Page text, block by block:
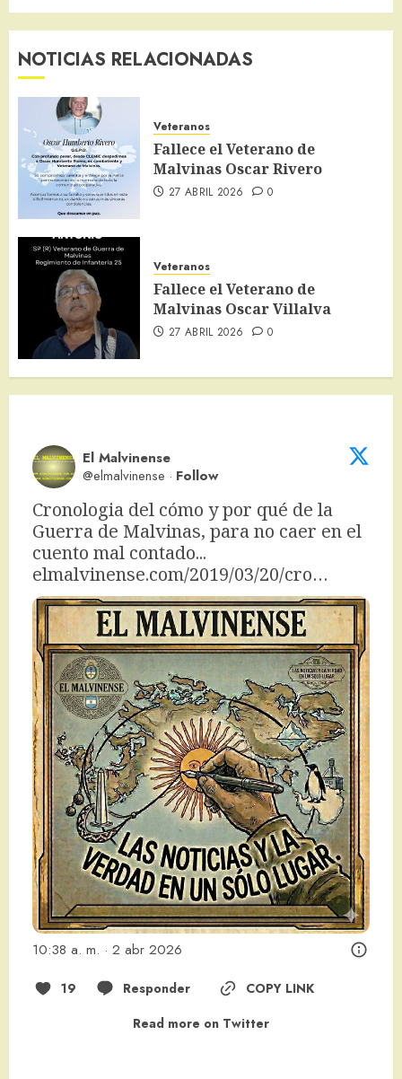
NOTICIAS RELACIONADAS
Veteranos
Fallece el Veterano de
Malvinas Oscar Rivero
27 ABRIL 2026 0
Veteranos
Fallece el Veterano de
Malvinas Oscar Villalva
27 ABRIL 2026 0
El Malvinense
@elmalvinense · Follow
Cronologia del cómo y por qué de la
Guerra de Malvinas, para no caer en el
elmalvinense.com/2019/03/20/cro…
10:38 a. m. · 2 abr 2026
19 Responder
COPY LINK
Read more on Twitter